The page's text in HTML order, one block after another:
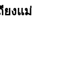
ยงแม่